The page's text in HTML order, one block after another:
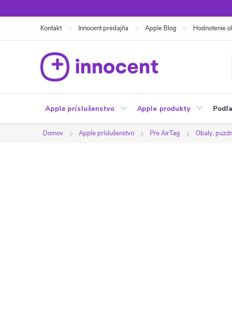
na
Kontakt Innocent predajňa Apple Blog Hodnotenie
Apple príslušenstvo Apple produkty
Domov Apple príslušenstvo Pre AirTag Obaly,